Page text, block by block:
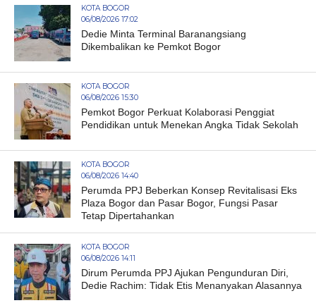
KOTA BOGOR
06/08/2026 17:02
Dedie Minta Terminal Baranangsiang
Dikembalikan ke Pemkot Bogor
KOTA BOGOR
06/08/2026 15:30
Pemkot Bogor Perkuat Kolaborasi Penggiat
Pendidikan untuk Menekan Angka Tidak Sekolah
KOTA BOGOR
06/08/2026 14:40
Perumda PPJ Beberkan Konsep Revitalisasi Eks
Plaza Bogor dan Pasar Bogor, Fungsi Pasar
Tetap Dipertahankan
KOTA BOGOR
06/08/2026 14:11
Dirum Perumda PPJ Ajukan Pengunduran Diri,
Dedie Rachim: Tidak Etis Menanyakan Alasannya